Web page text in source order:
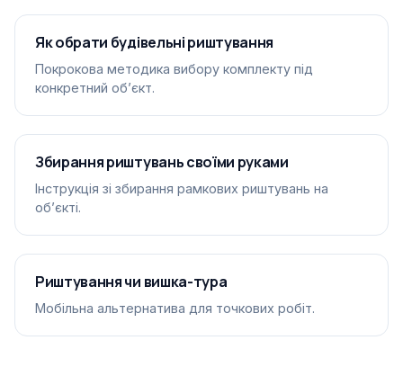
Як обрати будівельні риштування
Покрокова методика вибору комплекту під
конкретний обʼєкт.
Збирання риштувань своїми руками
Інструкція зі збирання рамкових риштувань на
обʼєкті.
Риштування чи вишка-тура
Мобільна альтернатива для точкових робіт.